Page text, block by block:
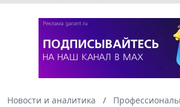
Новости и аналитика